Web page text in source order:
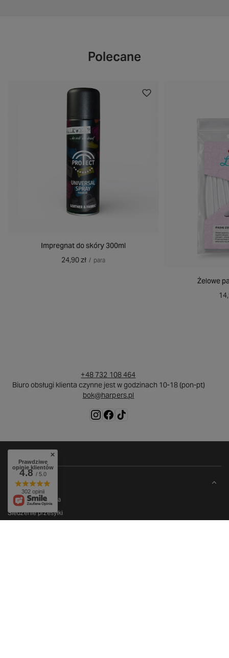
Polecane
Impregnat do skóry 300ml
24,90 zł / para
Żelowe
+48 732 108 464
Biuro obsługi klienta czynne jest w godzinach 10-18 (pon-pt)
bok@harpers.pl
ZAMÓWIENIA
Status zamówienia
Śledzenie przesyłki
Prawdziwe
opinie klientów
4.8/ 5.0
302 opinii